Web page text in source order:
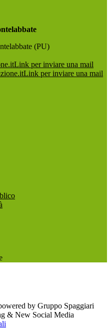
(PU)
Link per inviare una mail
Link per inviare una mail
by Gruppo Spaggiari
& New Social Media